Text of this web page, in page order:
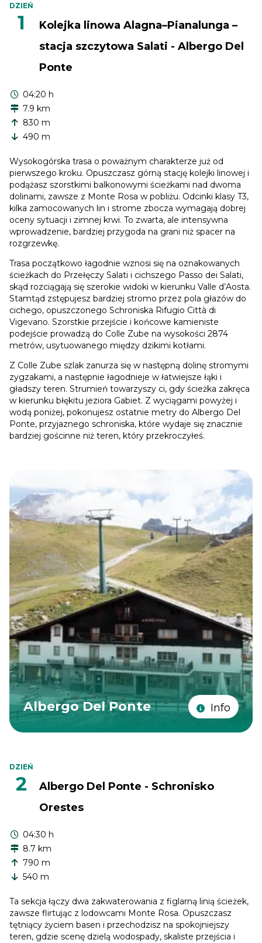
DZIEŃ
1
Kolejka linowa Alagna–Pianalunga –
stacja szczytowa Salati - Albergo Del
Ponte
04:20 h
7.9 km
830 m
490 m
Wysokogórska trasa o poważnym charakterze już od
pierwszego kroku. Opuszczasz górną stację kolejki linowej i
podążasz szorstkimi balkonowymi ścieżkami nad dwoma
dolinami, zawsze z Monte Rosa w pobliżu. Odcinki klasy T3,
kilka zamocowanych lin i strome zbocza wymagają dobrej
oceny sytuacji i zimnej krwi. To zwarta, ale intensywna
wprowadzenie, bardziej przygoda na grani niż spacer na
rozgrzewkę.
Trasa początkowo łagodnie wznosi się na oznakowanych
ścieżkach do Przełęczy Salati i cichszego Passo dei Salati,
skąd rozciągają się szerokie widoki w kierunku Valle d’Aosta.
Stamtąd zstępujesz bardziej stromo przez pola głazów do
cichego, opuszczonego Schroniska Rifugio Città di
Vigevano. Szorstkie przejście i końcowe kamieniste
podejście prowadzą do Colle Zube na wysokości 2874
metrów, usytuowanego między dzikimi kotłami.
Z Colle Zube szlak zanurza się w następną dolinę stromymi
zygzakami, a następnie łagodnieje w łatwiejsze łąki i
gładszy teren. Strumień towarzyszy ci, gdy ścieżka zakręca
w kierunku błękitu jeziora Gabiet. Z wyciągami powyżej i
wodą poniżej, pokonujesz ostatnie metry do Albergo Del
Ponte, przyjaznego schroniska, które wydaje się znacznie
bardziej gościnne niż teren, który przekroczyłeś.
Albergo Del Ponte Info
DZIEŃ
2
Albergo Del Ponte - Schronisko
Orestes
04:30 h
8.7 km
790 m
540 m
Ta sekcja łączy dwa zakwaterowania z figlarną linią ścieżek,
zawsze flirtując z lodowcami Monte Rosa. Opuszczasz
tętniący życiem basen i przechodzisz na spokojniejszy
teren, gdzie scenę dzielą wodospady, skaliste przejścia i